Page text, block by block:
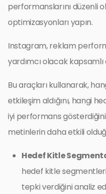
performanslarını düzenli
optimizasyonları yapın.
Instagram, reklam
yardımcı olacak
Bu araçları kullanarak,
etkileşim aldığını, hangi
iyi performans
metinlerin daha etkili
Hedef Kitle
hedef kitle
tepki verdiğini analiz